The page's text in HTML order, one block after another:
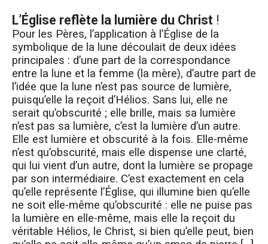
L’Église reflète la lumière du Christ !
Pour les Pères, l’application à l’Église de la
symbolique de la lune découlait de deux idées
principales : d’une part de la correspondance
entre la lune et la femme (la mère), d’autre part de
l’idée que la lune n’est pas source de lumière,
puisqu’elle la reçoit d’Hélios. Sans lui, elle ne
serait qu’obscurité ; elle brille, mais sa lumière
n’est pas sa lumière, c’est la lumière d’un autre.
Elle est lumière et obscurité à la fois. Elle-même
n’est qu’obscurité, mais elle dispense une clarté,
qui lui vient d’un autre, dont la lumière se propage
par son intermédiaire. C’est exactement en cela
qu’elle représente l’Église, qui illumine bien qu’elle
ne soit elle-même qu’obscurité : elle ne puise pas
la lumière en elle-même, mais elle la reçoit du
véritable Hélios, le Christ, si bien qu’elle peut, bien